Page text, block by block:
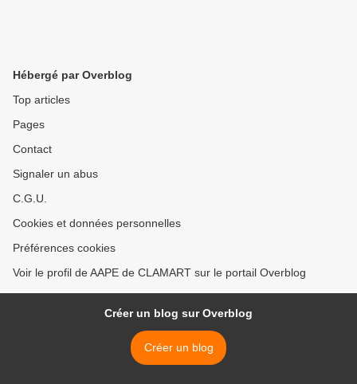
Hébergé par Overblog
Top articles
Pages
Contact
Signaler un abus
C.G.U.
Cookies et données personnelles
Préférences cookies
Voir le profil de AAPE de CLAMART sur le portail Overblog
Créer un blog sur Overblog
Créer un blog